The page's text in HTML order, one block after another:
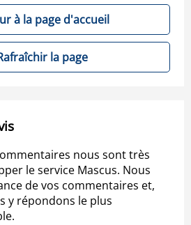
à la page d'accueil
la page
nous sont très
le service Mascus. Nous
de vos commentaires et,
y répondons le plus